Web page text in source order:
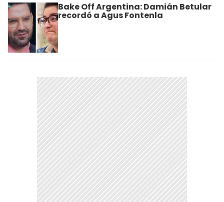
Bake Off Argentina: Damián Betular
recordó a Agus Fontenla